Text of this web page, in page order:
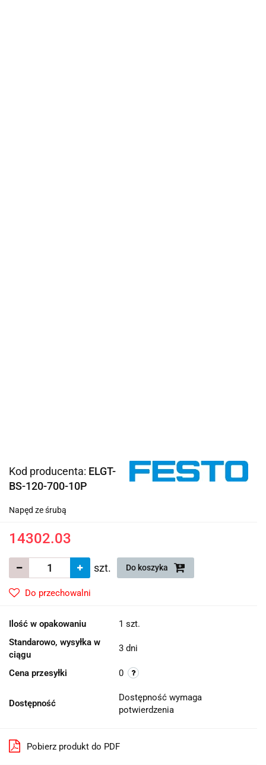
Kod producenta: ELGT-
BS-120-700-10P
Napęd ze śrubą
14302.03
szt. Do koszyka
Do przechowalni
Ilość w opakowaniu
1 szt.
Standarowo, wysyłka w
ciągu
3 dni
Cena przesyłki 0
Dostępność
Dostępność wymaga
potwierdzenia
Pobierz produkt do PDF